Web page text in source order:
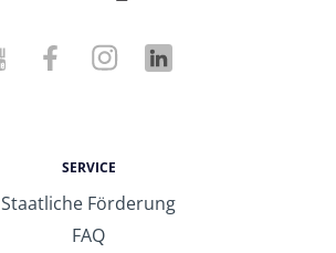
SERVICE
Staatliche Förderung
FAQ